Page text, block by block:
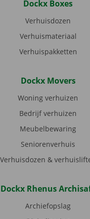
Dockx Boxes
Verhuisdozen
Verhuismateriaal
Verhuispakketten
Dockx Movers
Woning verhuizen
Bedrijf verhuizen
Meubelbewaring
Seniorenverhuis
Verhuisdozen &
Dockx Rhenus
Archiefopslag